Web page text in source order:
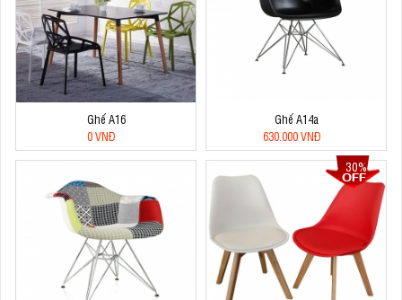
Ghế A16
0 VNĐ
Ghế A14a
630.000 VNĐ
30%